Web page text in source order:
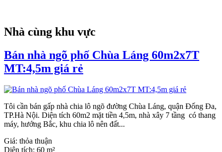
Nhà cùng khu vực
Bán nhà ngõ phố Chùa Láng 60m2x7T
MT:4,5m giá rẻ
Tôi cần bán gấp nhà chia lô ngõ đường Chùa Láng, quận Đống Đa,
TP.Hà Nội. Diện tích 60m2 mặt tiền 4,5m, nhà xây 7 tầng có thang
máy, hướng Bắc, khu chia lô nên đất...
Giá: thỏa thuận
Diện tích: 60 m²